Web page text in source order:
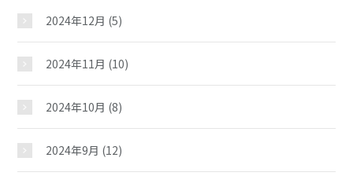
押野児童館
おしらせ
2024年12月 (5)
2024年11月 (10)
2024年10月 (8)
2024年9月 (12)